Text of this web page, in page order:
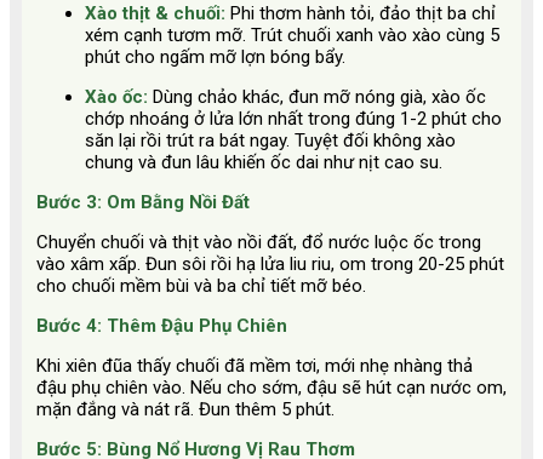
Xào thịt & chuối: Phi thơm hành tỏi, đảo thịt ba chỉ
xém cạnh tươm mỡ. Trút chuối xanh vào xào cùng 5
phút cho ngấm mỡ lợn bóng bẩy.
Xào ốc: Dùng chảo khác, đun mỡ nóng già, xào ốc
chớp nhoáng ở lửa lớn nhất trong đúng 1-2 phút cho
săn lại rồi trút ra bát ngay. Tuyệt đối không xào
chung và đun lâu khiến ốc dai như nịt cao su.
Bước 3: Om Bằng Nồi Đất
Chuyển chuối và thịt vào nồi đất, đổ nước luộc ốc trong
vào xâm xấp. Đun sôi rồi hạ lửa liu riu, om trong 20-25 phút
cho chuối mềm bùi và ba chỉ tiết mỡ béo.
Bước 4: Thêm Đậu Phụ Chiên
Khi xiên đũa thấy chuối đã mềm tơi, mới nhẹ nhàng thả
đậu phụ chiên vào. Nếu cho sớm, đậu sẽ hút cạn nước om,
mặn đắng và nát rã. Đun thêm 5 phút.
Bước 5: Bùng Nổ Hương Vị Rau Thơm